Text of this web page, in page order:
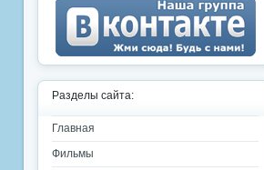
Разделы сайта:
Главная
Фильмы